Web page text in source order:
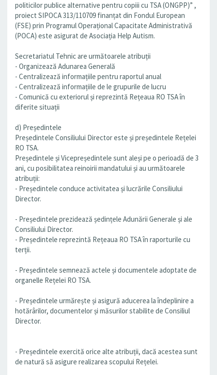
politicilor publice alternative pentru copiii cu TSA (ONGPP)” ,
proiect SIPOCA 313/110709 finanțat din Fondul European
(FSE) prin Programul Operațional Capacitate Administrativă
(POCA) este asigurat de Asociația Help Autism.
Secretariatul Tehnic are următoarele atribuții
- Organizează Adunarea Generală
- Centralizează informațiile pentru raportul anual
- Centralizează informațiile de le grupurile de lucru
- Comunică cu exteriorul și reprezintă Rețeaua RO TSA în
diferite situații
d) Președintele
Președintele Consiliului Director este și președintele Rețelei
RO TSA.
Președintele și Vicepreședintele sunt aleși pe o perioadă de 3
ani, cu posibilitatea reinoirii mandatului și au următoarele
atribuții:
- Președintele conduce activitatea și lucrările Consiliului
Director.
- Președintele prezidează ședințele Adunării Generale și ale
Consiliului Director.
- Președintele reprezintă Rețeaua RO TSA în raporturile cu
terții.
- Președintele semnează actele și documentele adoptate de
organelle Rețelei RO TSA.
- Președintele urmărește și asigură aducerea la îndeplinire a
hotărârilor, documentelor și măsurilor stabilite de Consiliul
Director.
- Președintele exercită orice alte atribuții, dacă acestea sunt
de natură să asigure realizarea scopului Rețelei.